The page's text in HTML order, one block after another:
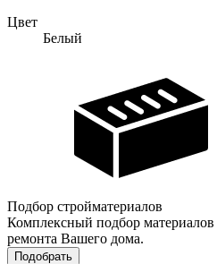
Цвет
Белый
Подбор стройматериалов
Комплексный подбор материалов
ремонта Вашего дома.
Подобрать